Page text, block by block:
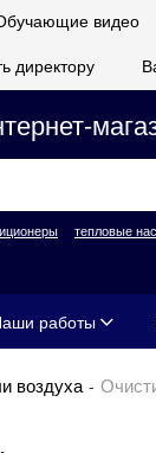
видео
директору
тепловые
работы
воздуха